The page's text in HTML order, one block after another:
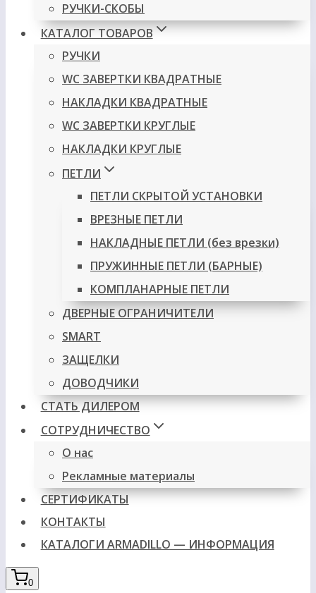
РУЧКИ-СКОБЫ
КАТАЛОГ ТОВАРОВ
РУЧКИ
WC ЗАВЕРТКИ КВАДРАТНЫЕ
НАКЛАДКИ КВАДРАТНЫЕ
WC ЗАВЕРТКИ КРУГЛЫЕ
НАКЛАДКИ КРУГЛЫЕ
ПЕТЛИ
ПЕТЛИ СКРЫТОЙ УСТАНОВКИ
ВРЕЗНЫЕ ПЕТЛИ
НАКЛАДНЫЕ ПЕТЛИ (без врезки)
ПРУЖИННЫЕ ПЕТЛИ (БАРНЫЕ)
КОМПЛАНАРНЫЕ ПЕТЛИ
ДВЕРНЫЕ ОГРАНИЧИТЕЛИ
SMART
ЗАЩЕЛКИ
ДОВОДЧИКИ
СТАТЬ ДИЛЕРОМ
СОТРУДНИЧЕСТВО
О нас
Рекламные материалы
СЕРТИФИКАТЫ
КОНТАКТЫ
КАТАЛОГИ ARMADILLO — ИНФОРМАЦИЯ
0